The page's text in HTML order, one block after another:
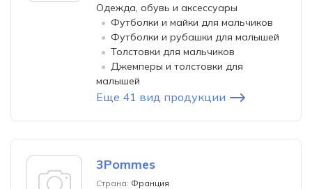
Одежда, обувь и аксессуары
Футболки и майки для мальчиков
Футболки и рубашки для малышей
Толстовки для мальчиков
Джемперы и толстовки для
малышей
Еще 41 вид продукции
3Pommes
Страна: Франция